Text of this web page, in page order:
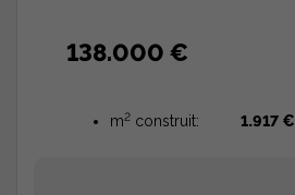
138.000 €
m2 construit: 1.917 €